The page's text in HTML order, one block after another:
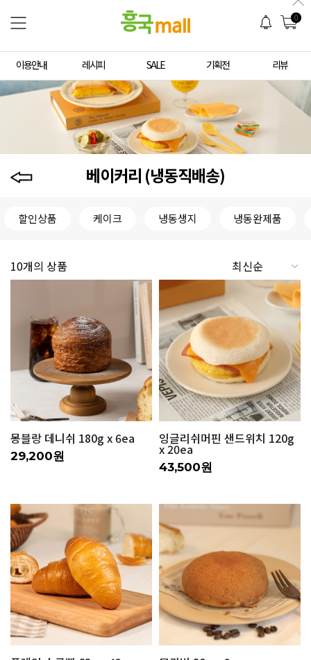
0
이용안내 레시피 SALE 기획전 리뷰
베이커리 (냉동직배송)
할인상품 케이크 냉동생지 냉동완제품
10개의 상품
몽블랑 데니쉬 180g x 6ea
29,200원
잉글리쉬머핀 샌드위치 120g
x 20ea
43,500원